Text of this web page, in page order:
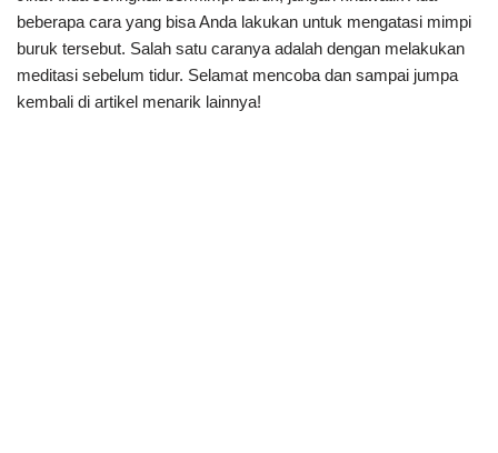
beberapa cara yang bisa Anda lakukan untuk mengatasi mimpi
buruk tersebut. Salah satu caranya adalah dengan melakukan
meditasi sebelum tidur. Selamat mencoba dan sampai jumpa
kembali di artikel menarik lainnya!